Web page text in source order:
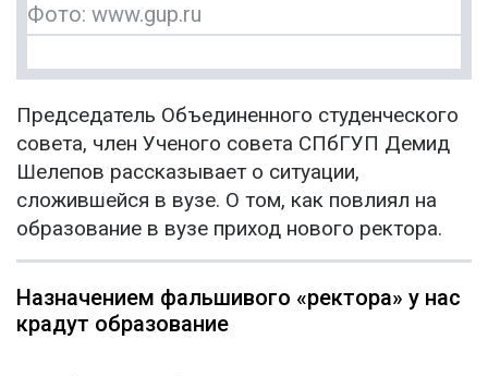
Фото: www.gup.ru
Председатель Объединенного студенческого
совета, член Ученого совета СПбГУП Демид
Шелепов рассказывает о ситуации,
сложившейся в вузе. О том, как повлиял на
образование в вузе приход нового ректора.
Назначением фальшивого «ректора» у нас
крадут образование